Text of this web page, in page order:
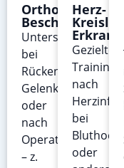
Orthopädische
Beschwerden
Unterstützung
bei
Rückenschmerzen,
Gelenkproblemen
oder
nach
Operationen
– z.
Herz-
Gezieltes
Training
nach
bei
oder